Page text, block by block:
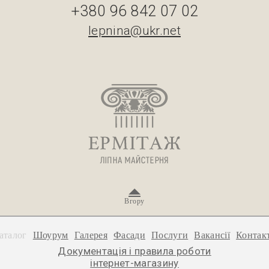
+380 96 842 07 02
lepnina@ukr.net
Вгору
Шоурум Галерея Фасади Послуги Вакансії
Документація і правила роботи
інтернет-магазину